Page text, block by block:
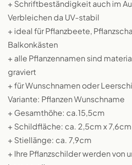
+ Schriftbeständigkeit auch im
Verbleichen da UV-stabil
+ ideal für Pflanzbeete,
Balkonkästen
+ alle Pflanzennamen sind
graviert
+ für Wunschnamen oder
Variante: Pflanzen Wunschname
+ Gesamthöhe: ca.15,5cm
+ Schildfläche: ca. 2,5cm x 7,6cm
+ Stiellänge: ca. 7,9cm
+ Ihre Pflanzschilder werden von